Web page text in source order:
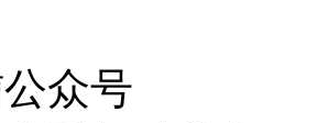
众号